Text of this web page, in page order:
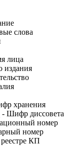
слова
лица
издания
хранения
- Шифр диссовета
номер
номер
КП